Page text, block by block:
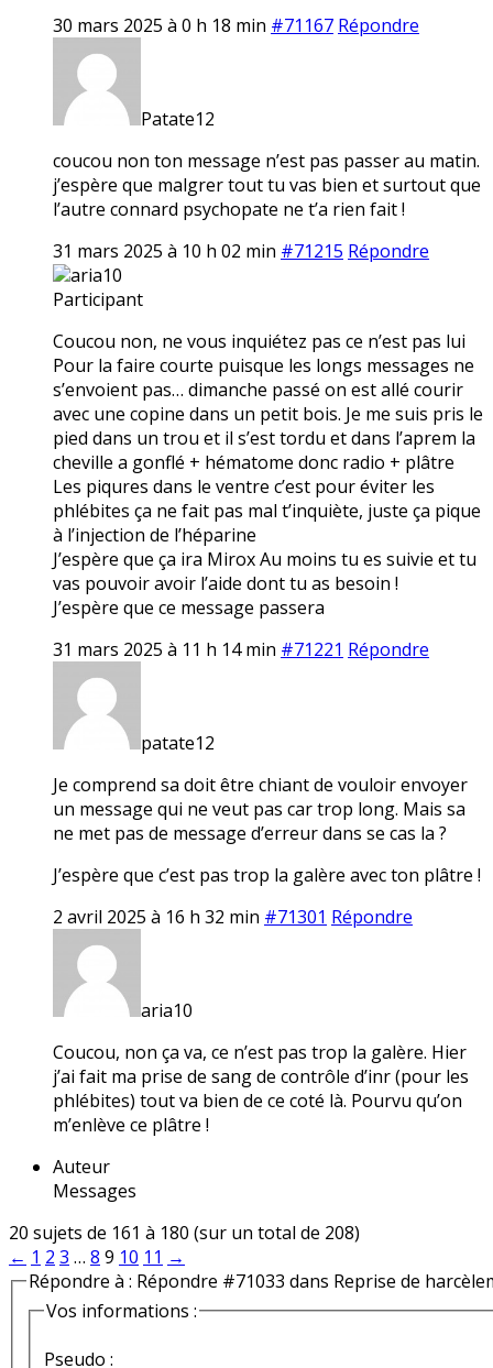
30 mars 2025 à 0 h 18 min #71167 Répondre
Patate12
coucou non ton message n’est pas passer au matin.
j’espère que malgrer tout tu vas bien et surtout que
l’autre connard psychopate ne t’a rien fait !
31 mars 2025 à 10 h 02 min #71215 Répondre
aria10
Participant
Coucou non, ne vous inquiétez pas ce n’est pas lui
Pour la faire courte puisque les longs messages ne
s’envoient pas… dimanche passé on est allé courir
avec une copine dans un petit bois. Je me suis pris le
pied dans un trou et il s’est tordu et dans l’aprem la
cheville a gonflé + hématome donc radio + plâtre
Les piqures dans le ventre c’est pour éviter les
phlébites ça ne fait pas mal t’inquiète, juste ça pique
à l’injection de l’héparine
J’espère que ça ira Mirox Au moins tu es suivie et tu
vas pouvoir avoir l’aide dont tu as besoin !
J’espère que ce message passera
31 mars 2025 à 11 h 14 min #71221 Répondre
patate12
Je comprend sa doit être chiant de vouloir envoyer
un message qui ne veut pas car trop long. Mais sa
ne met pas de message d’erreur dans se cas la ?
J’espère que c’est pas trop la galère avec ton plâtre !
2 avril 2025 à 16 h 32 min #71301 Répondre
aria10
Coucou, non ça va, ce n’est pas trop la galère. Hier
j’ai fait ma prise de sang de contrôle d’inr (pour les
phlébites) tout va bien de ce coté là. Pourvu qu’on
m’enlève ce plâtre !
Auteur
Messages
20 sujets de 161 à 180 (sur un total de 208)
← 1 2 3 … 8 9 10 11 →
Répondre à : Répondre #71033 dans Reprise de
Vos informations :
Pseudo :